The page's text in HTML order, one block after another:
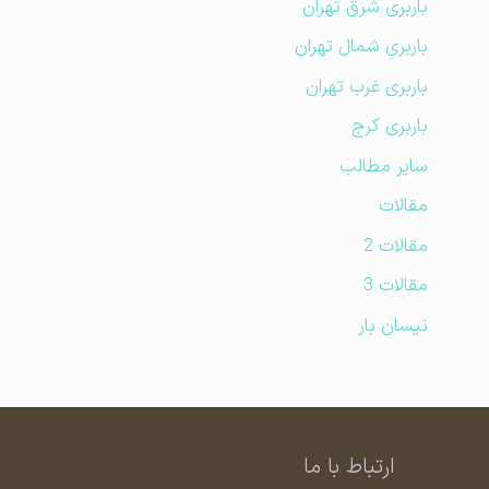
باربری شرق تهران
باربری شمال تهران
باربری غرب تهران
باربری کرج
سایر مطالب
مقالات
مقالات 2
مقالات 3
نیسان بار
ارتباط با ما